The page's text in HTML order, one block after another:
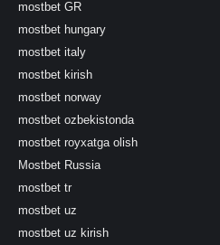
mostbet GR
mostbet hungary
mostbet italy
mostbet kirish
mostbet norway
mostbet ozbekistonda
mostbet royxatga olish
Mostbet Russia
mostbet tr
mostbet uz
mostbet uz kirish